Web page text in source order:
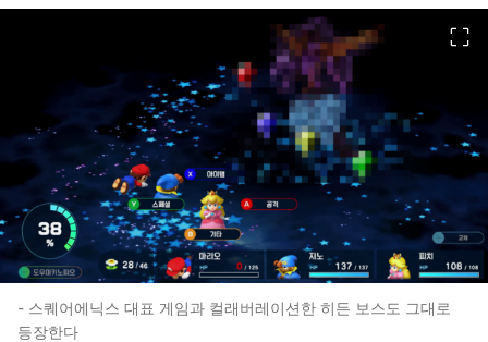
- 스퀘어에닉스 대표 게임과 컬래버레이션한 히든 보스도 그대로
등장한다